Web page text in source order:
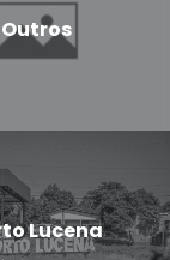
Outros
Lucena